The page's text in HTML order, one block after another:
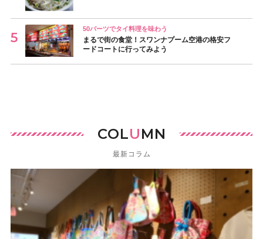
50バーツでタイ料理を味わう
まるで街の食堂！スワンナプーム空港の格安フ
ードコートに行ってみよう
COLUMN
最新コラム